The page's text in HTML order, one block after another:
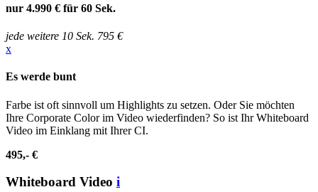
nur 4.990 € für 60 Sek.
jede weitere 10 Sek. 795 €
x
Es werde bunt
Farbe ist oft sinnvoll um Highlights zu setzen. Oder Sie möchten
Ihre Corporate Color im Video wiederfinden? So ist Ihr Whiteboard
Video im Einklang mit Ihrer CI.
495,- €
Whiteboard Video i